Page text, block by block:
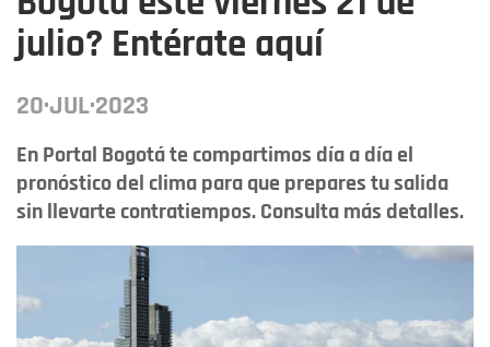
julio? Entérate aquí
20·JUL·2023
En Portal Bogotá te compartimos día a día el
pronóstico del clima para que prepares tu salida
sin llevarte contratiempos. Consulta más detalles.